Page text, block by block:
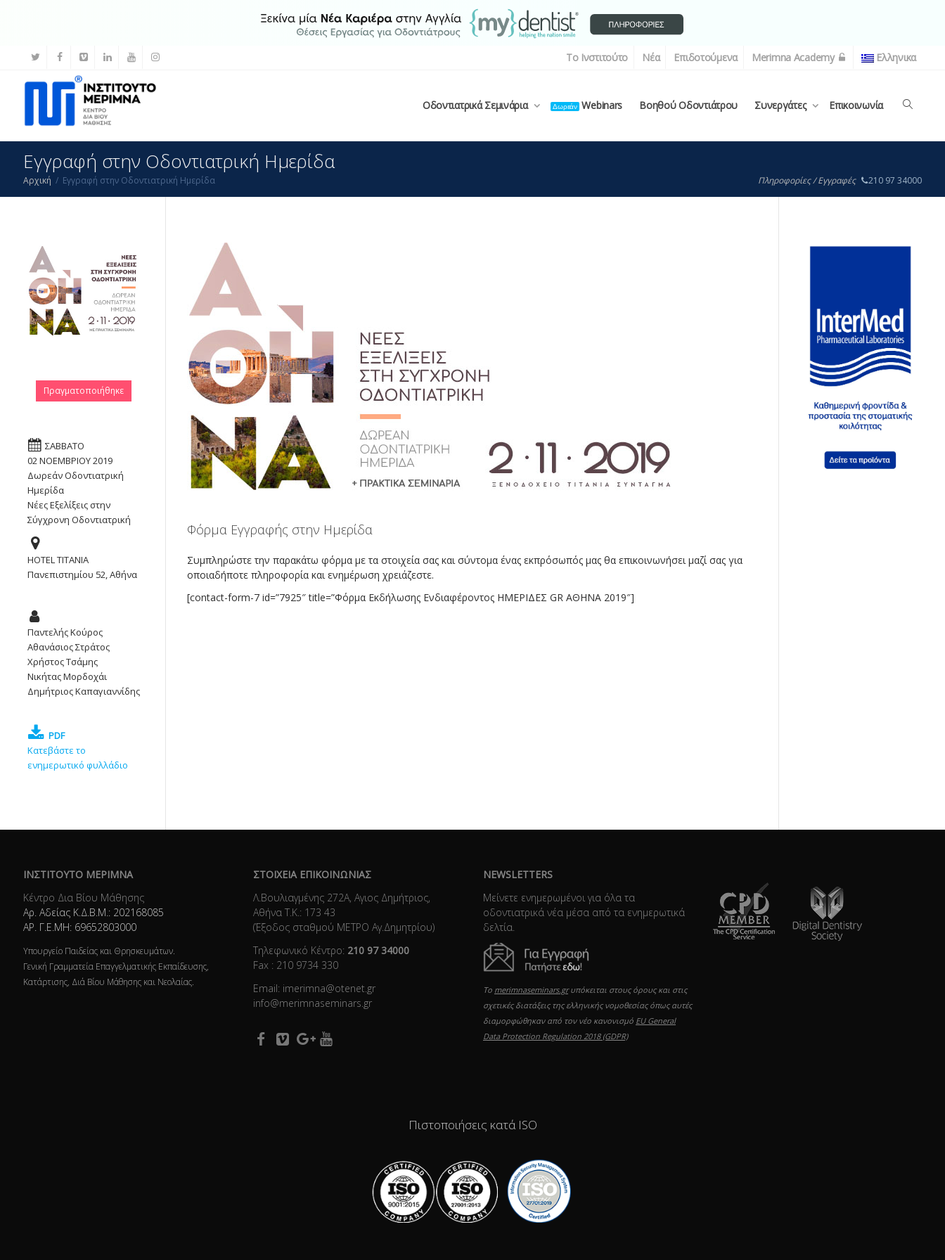
Το Ινστιτούτο Νέα Επιδοτούμενα Merimna Academy Ελληνικα
Οδοντιατρικά Σεμινάρια Δωρεάν Webinars Βοηθού Οδοντιάτρου Συνεργάτες Επικοινωνία
Εγγραφή στην Οδοντιατρική Ημερίδα
Αρχική Εγγραφή στην Οδοντιατρική Ημερίδα Πληροφορίες / Εγγραφές 210 97 34000
Φόρμα Εγγραφής στην Ημερίδα
Συμπληρώστε την παρακάτω φόρμα με τα στοιχεία σας και σύντομα ένας εκπρόσωπός μας θα επικοινωνήσει μαζί σας για
οποιαδήποτε πληροφορία και ενημέρωση χρειάζεστε.
[contact-form-7 id=”7925″ title=”Φόρμα Εκδήλωσης Ενδιαφέροντος ΗΜΕΡΙΔΕΣ GR ΑΘΗΝΑ 2019″]
Πραγματοποιήθηκε
ΣΑΒΒΑΤΟ
02 ΝΟΕΜΒΡΙΟΥ 2019
Δωρεάν Οδοντιατρική
Ημερίδα
Νέες Εξελίξεις στην
Σύγχρονη Οδοντιατρική
HOTEL ΤΙΤΑΝΙΑ
Πανεπιστηµίου 52, Αθήνα
Παντελής Κούρος
Αθανάσιος Στράτος
Χρήστος Τσάμης
Νικήτας Μορδοχάι
Δημήτριος Καπαγιαννίδης
PDF
Κατεβάστε το
ενημερωτικό φυλλάδιο
ΙΝΣΤΙΤΟΥΤΟ ΜΕΡΙΜΝΑ
Κέντρο Δια Βίου Μάθησης
Αρ. Αδείας Κ.Δ.Β.Μ.: 202168085
ΑΡ. Γ.Ε.ΜΗ: 69652803000
Υπουργείο Παιδείας και Θρησκευμάτων.
Γενική Γραμματεία Επαγγελματικής Εκπαίδευσης,
Κατάρτισης, Διά Βίου Μάθησης και Νεολαίας.
ΣΤΟΙΧΕΙΑ ΕΠΙΚΟΙΝΩΝΙΑΣ
Λ.Βουλιαγμένης 272Α, Αγιος Δημήτριος,
Αθήνα Τ.Κ.: 173 43
(Έξοδος σταθμού ΜΕΤΡΟ Αγ.Δημητρίου)
Τηλεφωνικό Κέντρο: 210 97 34000
Fax : 210 9734 330
Email: imerimna@otenet.gr
info@merimnaseminars.gr
NEWSLETTERS
Μείνετε ενημερωμένοι για όλα τα
οδοντιατρικά νέα μέσα από τα ενημερωτικά
δελτία.
Το merimnaseminars.grυπόκειται στους όρους και στις
σχετικές διατάξεις της ελληνικής νομοθεσίας όπως αυτές
διαμορφώθηκαν από τον νέο κανονισμό EU General
Data Protection Regulation 2018 (GDPR)
Πιστοποιήσεις κατά ISO